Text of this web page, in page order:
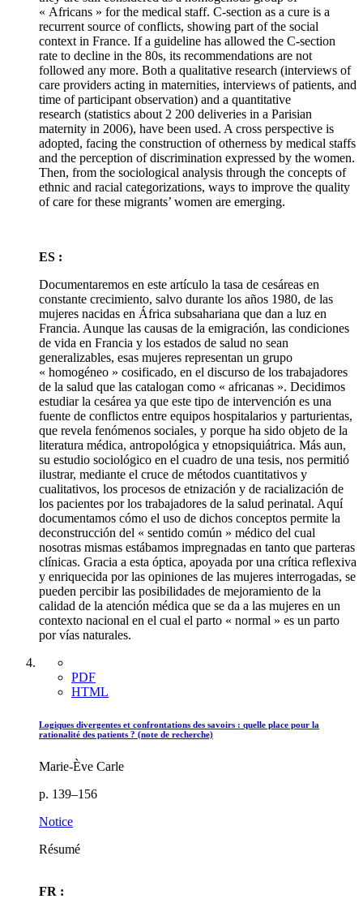
« Africans » for the medical staff. C-section as a cure is a
recurrent source of conflicts, showing part of the social
context in France. If a guideline has allowed the C-section
rate to decline in the 80s, its recommendations are not
followed any more. Both a qualitative research (interviews of
care providers acting in maternities, interviews of patients, and
time of participant observation) and a quantitative
research (statistics about 2 200 deliveries in a Parisian
maternity in 2006), have been used. A cross perspective is
adopted, facing the construction of otherness by medical staffs
and the perception of discrimination expressed by the women.
Then, from the sociological analysis through the concepts of
ethnic and racial categorizations, ways to improve the quality
of care for these migrants’ women are emerging.
ES :
Documentaremos en este artículo la tasa de cesáreas en
constante crecimiento, salvo durante los años 1980, de las
mujeres nacidas en África subsahariana que dan a luz en
Francia. Aunque las causas de la emigración, las condiciones
de vida en Francia y los estados de salud no sean
generalizables, esas mujeres representan un grupo
« homogéneo » cosificado, en el discurso de los trabajadores
de la salud que las catalogan como « africanas ». Decidimos
estudiar la cesárea ya que este tipo de intervención es una
fuente de conflictos entre equipos hospitalarios y parturientas,
que revela fenómenos sociales, y porque ha sido objeto de la
literatura médica, antropológica y etnopsiquiátrica. Más aun,
su estudio sociológico en el cuadro de una tesis, nos permitió
ilustrar, mediante el cruce de métodos cuantitativos y
cualitativos, los procesos de etnización y de racialización de
los pacientes por los trabajadores de la salud perinatal. Aquí
documentamos cómo el uso de dichos conceptos permite la
deconstrucción del « sentido común » médico del cual
nosotras mismas estábamos impregnadas en tanto que parteras
clínicas. Gracia a esta óptica, apoyada por una crítica reflexiva
y enriquecida por las opiniones de las mujeres interrogadas, se
pueden percibir las posibilidades de mejoramiento de la
calidad de la atención médica que se da a las mujeres en un
contexto nacional en el cual el parto « normal » es un parto
por vías naturales.
PDF
HTML
Logiques divergentes et confrontations des savoirs : quelle place pour la
rationalité des patients ? (note de recherche)
Marie-Ève Carle
p. 139–156
Notice
Résumé
FR :